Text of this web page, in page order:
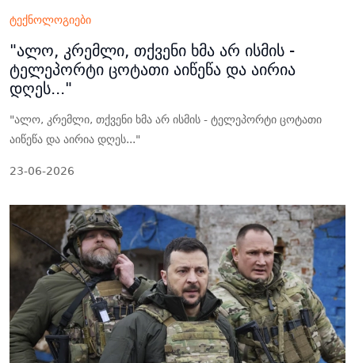
ტექნოლოგიები
"ალო, კრემლი, თქვენი ხმა არ ისმის -
ტელეპორტი ცოტათი აიწეწა და აირია
დღეს..."
"ალო, კრემლი, თქვენი ხმა არ ისმის - ტელეპორტი ცოტათი
აიწეწა და აირია დღეს..."
23-06-2026